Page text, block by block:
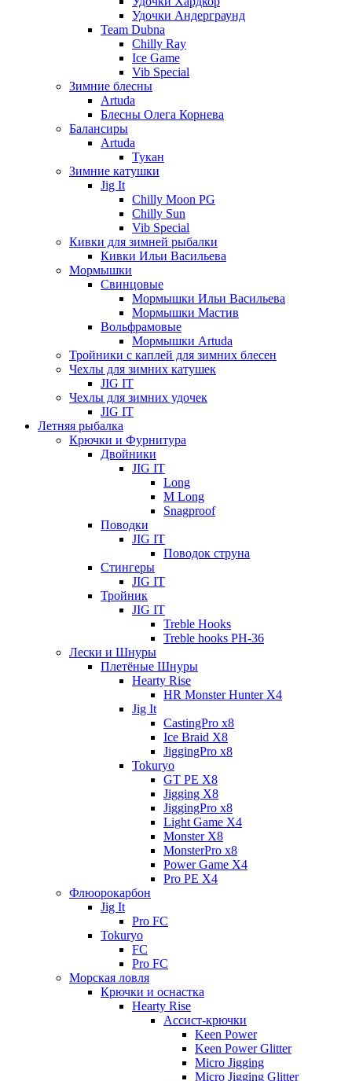
Удочки Андерграунд
Team Dubna
Chilly Ray
Ice Game
Vib Special
Зимние блесны
Artuda
Блесны Олега Корнева
Балансиры
Artuda
Тукан
Зимние катушки
Jig It
Chilly Moon PG
Chilly Sun
Vib Special
Кивки для зимней рыбалки
Кивки Ильи Васильева
Мормышки
Свинцовые
Мормышки Ильи Васильева
Мормышки Мастив
Вольфрамовые
Мормышки Artuda
Тройники с каплей для зимних блесен
Чехлы для зимних катушек
JIG IT
Чехлы для зимних удочек
JIG IT
Летняя рыбалка
Крючки и Фурнитура
Двойники
JIG IT
Long
M Long
Snagproof
Поводки
JIG IT
Поводок струна
Стингеры
JIG IT
Тройник
JIG IT
Treble Hooks
Treble hooks PH-36
Лески и Шнуры
Плетёные Шнуры
Hearty Rise
HR Monster Hunter X4
Jig It
CastingPro x8
Ice Braid X8
JiggingPro x8
Tokuryo
GT PE X8
Jigging X8
JiggingPro x8
Light Game X4
Monster X8
MonsterPro x8
Power Game X4
Pro PE X4
Флюорокарбон
Jig It
Pro FC
Tokuryo
FC
Pro FC
Морская ловля
Крючки и оснастка
Hearty Rise
Ассист-крючки
Keen Power
Keen Power Glitter
Micro Jigging
Micro Jigging Glitter